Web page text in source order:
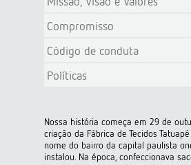
Compromisso
Código de conduta
Políticas
Nossa história começa em 29 de
criação da Fábrica de Tecidos
nome do bairro da capital paulista
instalou. Na época, confeccionava